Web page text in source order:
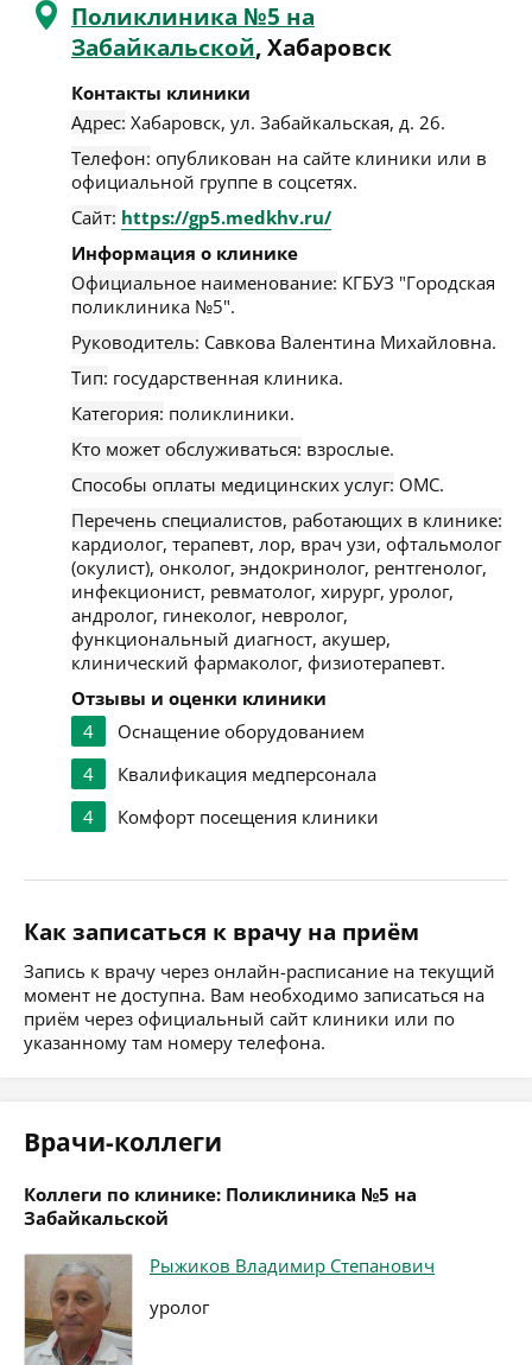
Поликлиника №5 на
Забайкальской, Хабаровск
Контакты клиники
Адрес: Хабаровск, ул. Забайкальская, д. 26.
Телефон: опубликован на сайте клиники или в
официальной группе в соцсетях.
Сайт: https://gp5.medkhv.ru/
Информация о клинике
Официальное наименование: КГБУЗ "Городская
поликлиника №5".
Руководитель: Савкова Валентина Михайловна.
Тип: государственная клиника.
Категория: поликлиники.
Кто может обслуживаться: взрослые.
Способы оплаты медицинских услуг: ОМС.
Перечень специалистов, работающих в клинике:
кардиолог, терапевт, лор, врач узи, офтальмолог
(окулист), онколог, эндокринолог, рентгенолог,
инфекционист, ревматолог, хирург, уролог,
андролог, гинеколог, невролог,
функциональный диагност, акушер,
клинический фармаколог, физиотерапевт.
Отзывы и оценки клиники
4
Оснащение оборудованием
4
Квалификация медперсонала
4
Комфорт посещения клиники
Как записаться к врачу на приём
Запись к врачу через онлайн-расписание на текущий
момент не доступна. Вам необходимо записаться на
приём через официальный сайт клиники или по
указанному там номеру телефона.
Врачи-коллеги
Коллеги по клинике: Поликлиника №5 на
Забайкальской
Рыжиков Владимир Степанович
уролог